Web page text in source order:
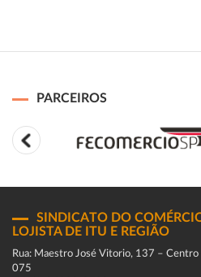
PARCEIROS
SINDICATO DO
LOJISTA DE ITU E REGIÃO
Rua: Maestro José Vitorio, 137 –
075